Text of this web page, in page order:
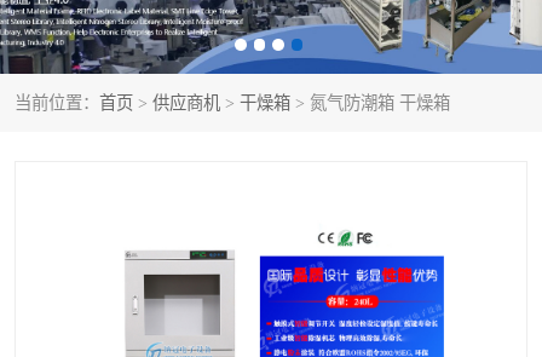
当前位置： 首页 > 供应商机 > 干燥箱 > 氮气防潮箱 干燥箱